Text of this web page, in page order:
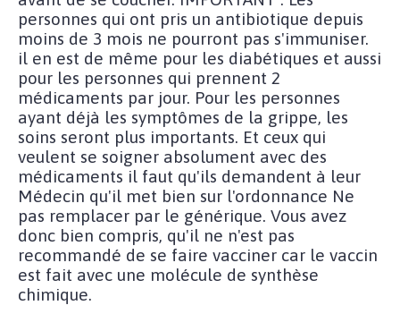
personnes qui ont pris un antibiotique depuis
moins de 3 mois ne pourront pas s'immuniser.
il en est de même pour les diabétiques et aussi
pour les personnes qui prennent 2
médicaments par jour. Pour les personnes
ayant déjà les symptômes de la grippe, les
soins seront plus importants. Et ceux qui
veulent se soigner absolument avec des
médicaments il faut qu'ils demandent à leur
Médecin qu'il met bien sur l'ordonnance Ne
pas remplacer par le générique. Vous avez
donc bien compris, qu'il ne n'est pas
recommandé de se faire vacciner car le vaccin
est fait avec une molécule de synthèse
chimique.